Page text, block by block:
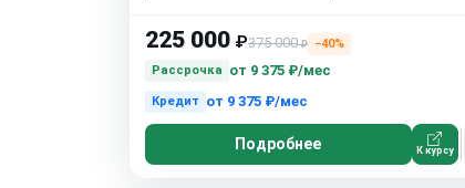
225 000 ₽375 000₽
−40%
Рассрочка
от 9 375 ₽/мес
Кредит от 9 375 ₽/мес
Подробнее К курсу